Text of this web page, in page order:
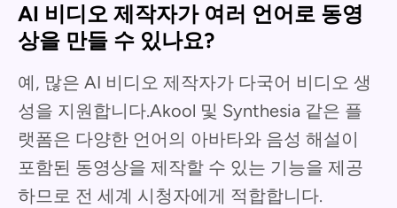
AI 비디오 제작자가 여러 언어로 동영
상을 만들 수 있나요?
예, 많은 AI 비디오 제작자가 다국어 비디오 생
성을 지원합니다.Akool 및 Synthesia 같은 플
랫폼은 다양한 언어의 아바타와 음성 해설이
포함된 동영상을 제작할 수 있는 기능을 제공
하므로 전 세계 시청자에게 적합합니다.